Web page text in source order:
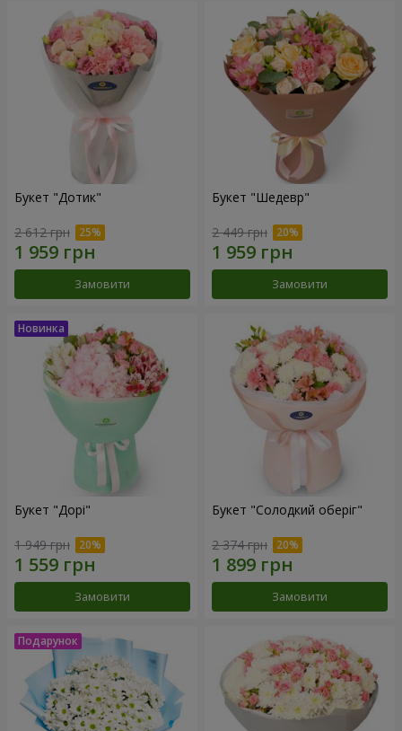
Букет "Дотик"
2 612 грн
Замовити
Букет "Шедевр"
2 449 грн
Замовити
Букет "Дорі"
1 949 грн
Замовити
Букет "Солодкий оберіг"
2 374 грн
Замовити